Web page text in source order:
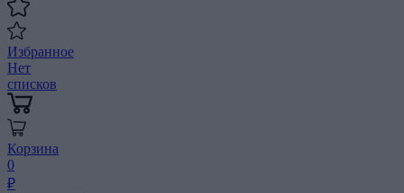
Избранное
Нет
списков
Корзина
0
₽